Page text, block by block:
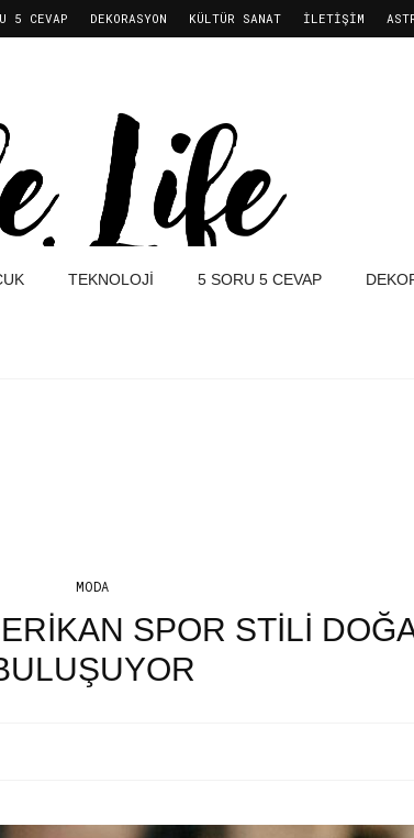
5 CEVAP DEKORASYON KÜLTÜR SANAT İLETIŞIM
TEKNOLOJI 5 SORU 5 CEVAP
MODA
SPOR STILI